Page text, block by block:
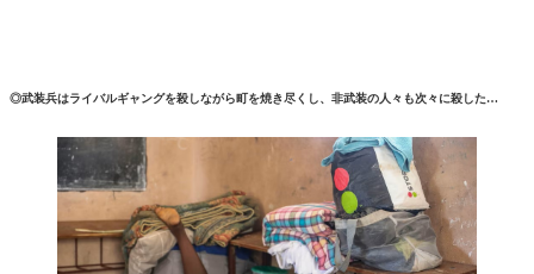
◎武装兵はライバルギャングを殺しながら町を焼き尽くし、非武装の人々も次々に殺した…